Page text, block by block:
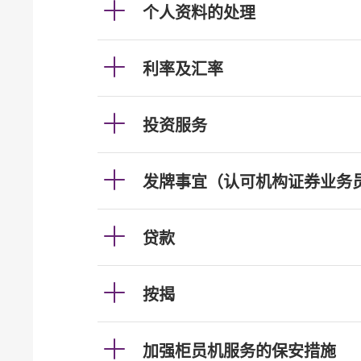
个人资料的处理
利率及汇率
投资服务
发牌事宜（认可机构证券业务
贷款
按揭
加强柜员机服务的保安措施